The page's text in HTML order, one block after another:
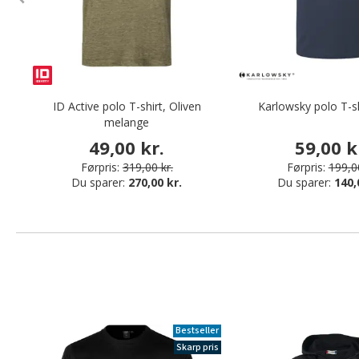
ID Active polo T-shirt, Oliven
melange
49,00 kr.
Førpris: 319,00 kr.
Du sparer: 270,00 kr.
Karlowsky polo T-
59,00
Førpris:
Du sparer:
Bestseller
Skarp pris